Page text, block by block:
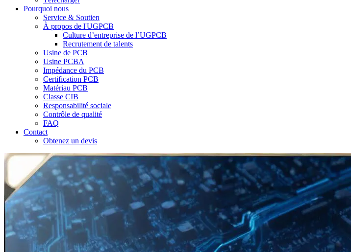
Pourquoi nous
Service & Soutien
À propos de l'UGPCB
Culture d’entreprise de l’UGPCB
Recrutement de talents
Usine de PCB
Usine PCBA
Impédance du PCB
Certification PCB
Matériau PCB
Classe CIB
Responsabilité sociale
Contrôle de qualité
FAQ
Contact
Obtenez un devis